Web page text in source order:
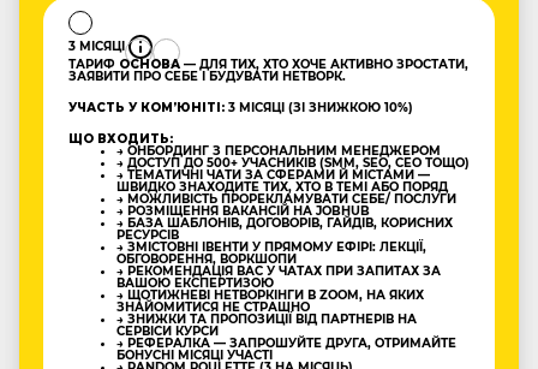
3 МІСЯЦІ
ТАРИФ ОСНОВА — ДЛЯ ТИХ, ХТО ХОЧЕ АКТИВНО ЗРОСТАТИ,
ЗАЯВИТИ ПРО СЕБЕ І БУДУВАТИ НЕТВОРК.
УЧАСТЬ У КОМʼЮНІТІ: 3 МІСЯЦІ (ЗІ ЗНИЖКОЮ 10%)
ЩО ВХОДИТЬ:
→ ОНБОРДИНГ З ПЕРСОНАЛЬНИМ МЕНЕДЖЕРОМ
→ ДОСТУП ДО 500+ УЧАСНИКІВ (SMM, SEO, CEO ТОЩО)
→ ТЕМАТИЧНІ ЧАТИ ЗА СФЕРАМИ Й МІСТАМИ —
ШВИДКО ЗНАХОДИТЕ ТИХ, ХТО В ТЕМІ АБО ПОРЯД
→ МОЖЛИВІСТЬ ПРОРЕКЛАМУВАТИ СЕБЕ/ ПОСЛУГИ
→ РОЗМІЩЕННЯ ВАКАНСІЙ НА JOBHUB
→ БАЗА ШАБЛОНІВ, ДОГОВОРІВ, ГАЙДІВ, КОРИСНИХ
РЕСУРСІВ
→ ЗМІСТОВНІ ІВЕНТИ У ПРЯМОМУ ЕФІРІ: ЛЕКЦІЇ,
ОБГОВОРЕННЯ, ВОРКШОПИ
→ РЕКОМЕНДАЦІЯ ВАС У ЧАТАХ ПРИ ЗАПИТАХ ЗА
ВАШОЮ ЕКСПЕРТИЗОЮ
→ ЩОТИЖНЕВІ НЕТВОРКІНГИ В ZOOM, НА ЯКИХ
ЗНАЙОМИТИСЯ НЕ СТРАШНО
→ ЗНИЖКИ ТА ПРОПОЗИЦІЇ ВІД ПАРТНЕРІВ НА
СЕРВІСИ КУРСИ
→ РЕФЕРАЛКА — ЗАПРОШУЙТЕ ДРУГА, ОТРИМАЙТЕ
БОНУСНІ МІСЯЦІ УЧАСТІ